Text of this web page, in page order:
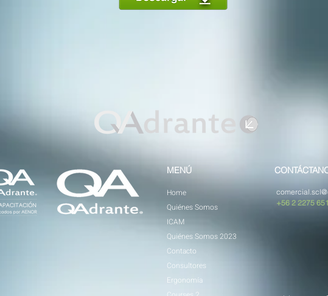
MENÚ
Home
Quiénes Somos
ICAM
Quiénes Somos 2023
Contacto
Consultores
Ergonomía
+56 2 2275